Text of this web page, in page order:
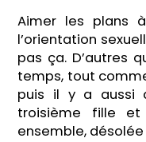
Aimer les plans
l’orientation
pas ça. D’autres
temps, tout
puis il y a aussi
troisième fille
ensemble, désolée